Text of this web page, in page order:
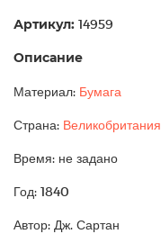
Артикул: 14959
Описание
Материал: Бумага
Страна: Великобритания
Время: не задано
Год: 1840
Автор: Дж. Сартан